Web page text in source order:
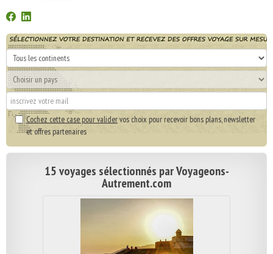
Cochez cette case pour validervos choix pour recevoir bons plans, newsletter
et offres partenaires
15 voyages sélectionnés par Voyageons-
Autrement.com